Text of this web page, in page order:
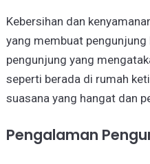
Kebersihan dan
yang membuat
pengunjung yang
seperti berada di rumah
suasana yang hangat dan
Pengalaman